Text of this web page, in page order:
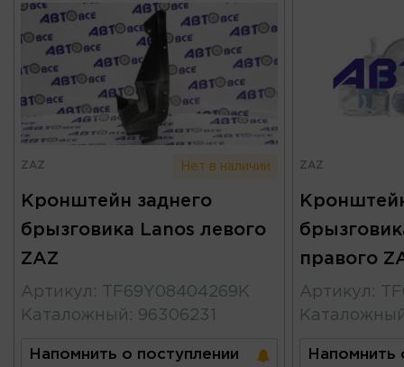
ZAZ Нет в наличии
Кронштейн заднего
брызговика Lanos левого
ZAZ
Артикул :
TF69Y08404269K
Каталожный : 96306231
Напомнить о поступлении
ZAZ
правого
Артикул :
Напомнить